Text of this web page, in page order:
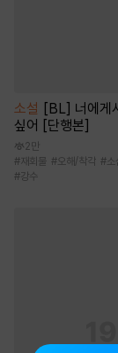
소설 [BL] 너에게
싶어 [단행본]
2만
# 재회물 #오해/착각 #소
#강수